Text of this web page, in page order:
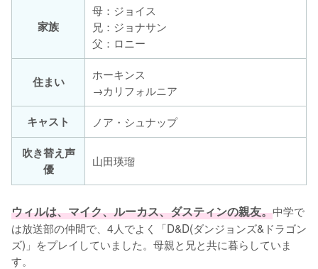
家族
母：ジョイス
兄：ジョナサン
父：ロニー
住まい
ホーキンス
→カリフォルニア
キャスト
ノア・シュナップ
吹き替え声
優
山田瑛瑠
ウィルは、マイク、ルーカス、ダスティンの親友。中学で
は放送部の仲間で、4人でよく「D&D(ダンジョンズ&ドラゴン
ズ)」をプレイしていました。母親と兄と共に暮らしていま
す。